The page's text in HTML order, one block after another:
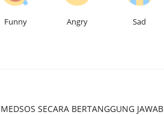
Funny Angry Sad
SECARA BERTANGGUNG JAWAB